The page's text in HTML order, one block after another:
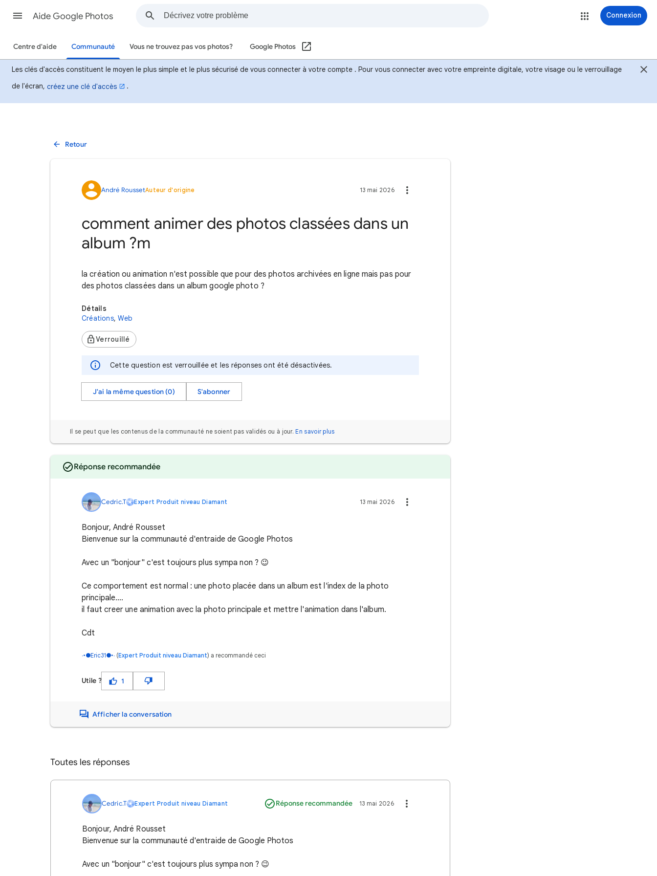
Aide Google Photos Connexion
Centre d'aide Communauté Vous ne trouvez pas vos photos? Google Photos
Les clés d'accès constituent le moyen le plus simple et le plus sécurisé de vous connecter à votre compte . Pour vous connecter avec votre empreinte digitale, votre visage ou le verrouillage
de l'écran, créez une clé d'accès .
Retour
André RoussetAuteur d'origine 13 mai 2026
comment animer des photos classées dans un
album ?m
la création ou animation n'est possible que pour des photos archivées en ligne mais pas pour
des photos classées dans un album google photo ?
Détails
Créations, Web
Verrouillé
Cette question est verrouillée et les réponses ont été désactivées.
J'ai la même question (0) S'abonner
Il se peut que les contenus de la communauté ne soient pas validés ou à jour. En savoir plus
Réponse recommandée
Cedric.T Expert Produit niveau Diamant 13 mai 2026
Bonjour, André Rousset
Bienvenue sur la communauté d'entraide de Google Photos
Avec un "bonjour" c'est toujours plus sympa non ? 😉
Ce comportement est normal : une photo placée dans un album est l'index de la photo
principale....
il faut creer une animation avec la photo principale et mettre l'animation dans l'album.
Cdt
∙•●Eric31●•∙ (Expert Produit niveau Diamant) a recommandé ceci
Utile ? 1
Afficher la conversation
Toutes les réponses
Cedric.T Expert Produit niveau Diamant Réponse recommandée 13 mai 2026
Bonjour, André Rousset
Bienvenue sur la communauté d'entraide de Google Photos
Avec un "bonjour" c'est toujours plus sympa non ? 😉